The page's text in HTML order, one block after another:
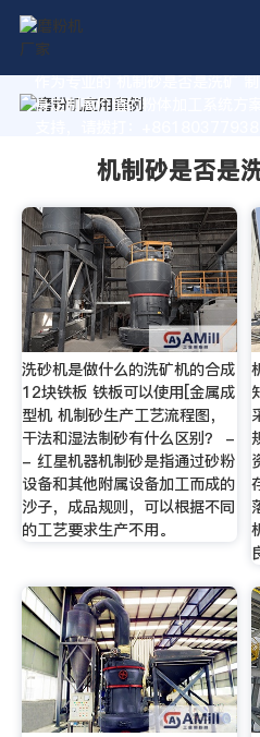
作为专业的 机制砂是否是洗矿
身定制高价值的粉体加工系统方
机制砂是否是
洗砂机是做什么的洗矿机的合成
12块铁板 铁板可以使用[金属成
型机 机制砂生产工艺流程图，
干法和湿法制砂有什么区别？ -
- 红星机器机制砂是指通过砂粉
设备和其他附属设备加工而成的
沙子，成品规则，可以根据不同
的工艺要求生产不用。